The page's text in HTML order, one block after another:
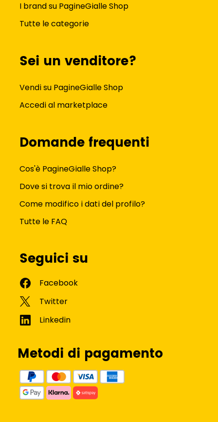
I brand su PagineGialle Shop
Tutte le categorie
Sei un venditore?
Vendi su PagineGialle Shop
Accedi al marketplace
Domande frequenti
Cos'è PagineGialle Shop?
Dove si trova il mio ordine?
Come modifico i dati del profilo?
Tutte le FAQ
Seguici su
Metodi di pagamento